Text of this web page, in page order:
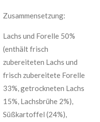
Zusammensetzung:
Lachs und Forelle 50%
(enthält frisch
zubereiteten Lachs und
frisch zubereitete Forelle
33%, getrockneten Lachs
15%, Lachsbrühe 2%),
Süßkartoffel (24%),